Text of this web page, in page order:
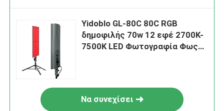
Yidoblo GL-80C 80C RGB
δημοφιλής 70w 12 εφέ 2700K-
7500K LED Φωτογραφία Φως
Να συνεχίσει